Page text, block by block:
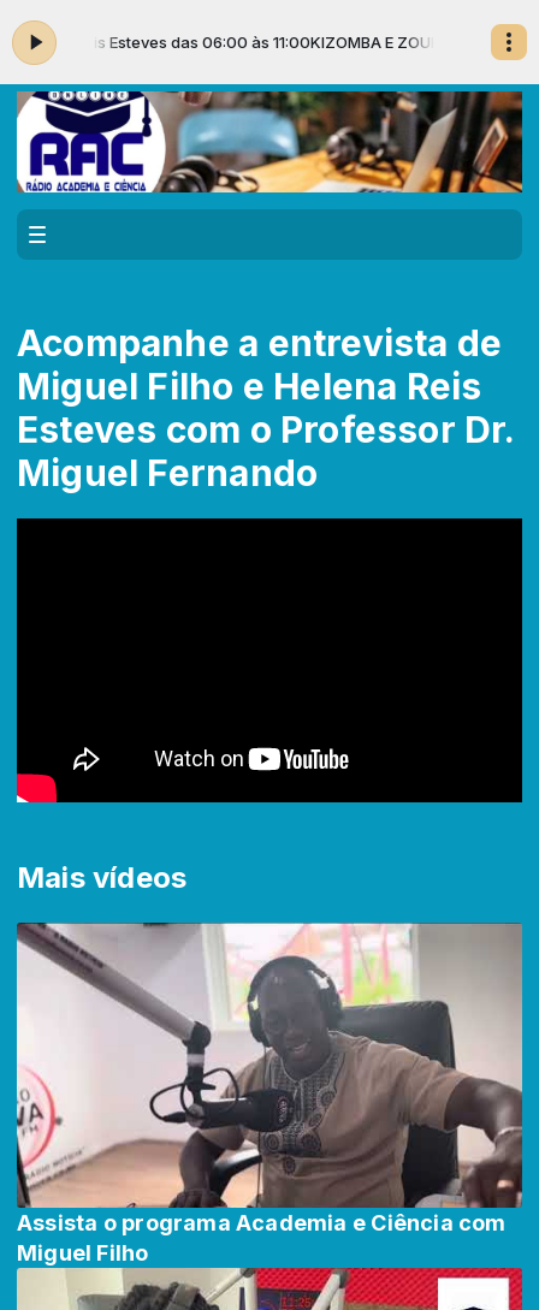
Reis Esteves das 06:00 às 11:00KIZOMBA E ZOUK MUSIC com
Acompanhe a entrevista de
Miguel Filho e Helena Reis
Esteves com o Professor Dr.
Miguel Fernando
Mais vídeos
Assista o programa Academia e Ciência com
Miguel Filho